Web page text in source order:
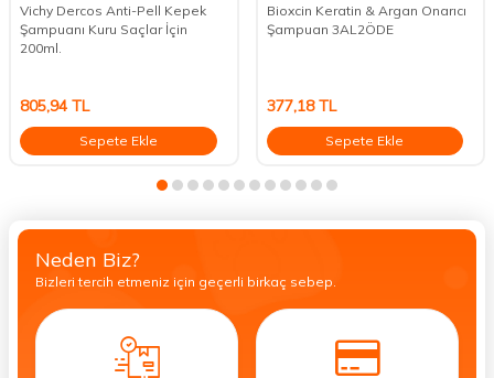
Vichy Dercos Anti-Pell Kepek
Şampuanı Kuru Saçlar İçin
200ml.
805,94 TL
Sepete Ekle
Bioxcin Keratin & Argan Onarıcı
Şampuan 3AL2ÖDE
377,18TL
Sepete Ekle
Neden Biz?
Bizleri tercih etmeniz için geçerli birkaç sebep.